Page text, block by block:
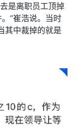
是离职员工顶掉
”崔浩说。当时
其中裁掉的就是